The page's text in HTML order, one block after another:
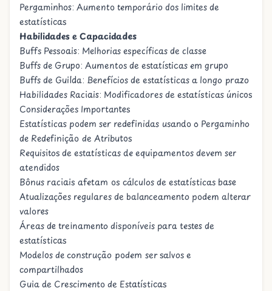
Pergaminhos: Aumento temporário dos limites de
estatísticas
Habilidades e Capacidades
Buffs Pessoais: Melhorias específicas de classe
Buffs de Grupo: Aumentos de estatísticas em grupo
Buffs de Guilda: Benefícios de estatísticas a longo prazo
Habilidades Raciais: Modificadores de estatísticas únicos
Considerações Importantes
Estatísticas podem ser redefinidas usando o Pergaminho
de Redefinição de Atributos
Requisitos de estatísticas de equipamentos devem ser
atendidos
Bônus raciais afetam os cálculos de estatísticas base
Atualizações regulares de balanceamento podem alterar
valores
Áreas de treinamento disponíveis para testes de
estatísticas
Modelos de construção podem ser salvos e
compartilhados
Guia de Crescimento de Estatísticas